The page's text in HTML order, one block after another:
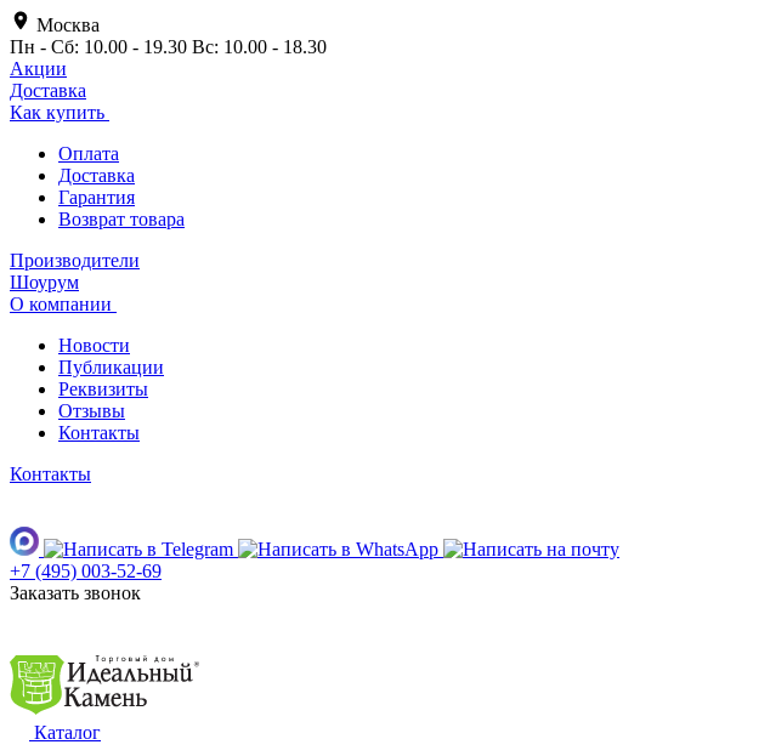
Москва
Пн - Сб: 10.00 - 19.30 Вс: 10.00 - 18.30
Акции
Доставка
Как купить
Оплата
Доставка
Гарантия
Возврат товара
Производители
Шоурум
О компании
Новости
Публикации
Реквизиты
Отзывы
Контакты
Контакты
+7 (495) 003-52-69
Заказать звонок
Каталог